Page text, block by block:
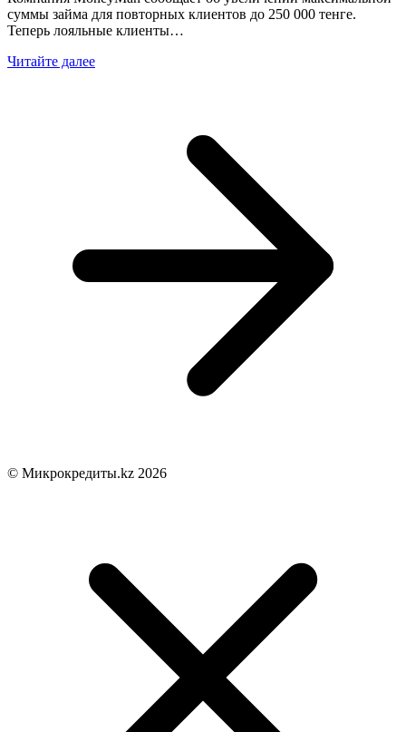
суммы займа для повторных клиентов до 250 000 тенге.
Теперь лояльные клиенты…
Читайте далее
© Микрокредиты.kz 2026